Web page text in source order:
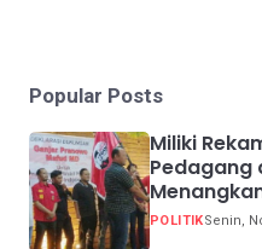
Popular Posts
Miliki
Pedagang
POLITIKSenin,